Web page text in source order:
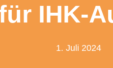
IHK-
1. Juli 2024